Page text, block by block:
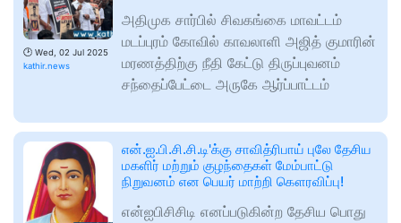
🕑 Wed, 02 Jul 2025
kathir.news
அதிமுக சார்பில் சிவகங்கை மாவட்டம்
மடப்புரம் கோவில் காவலாளி அஜித் குமாரின்
மரணத்திற்கு நீதி கேட்டு திருப்புவனம்
சந்தைப்பேட்டை அருகே ஆர்ப்பாட்டம்
என்.ஐ.பி.சி.சி.டி'க்கு சாவித்ரிபாய் புலே தேசிய
மகளிர் மற்றும் குழந்தைகள் மேம்பாட்டு
நிறுவனம் என பெயர் மாற்றி கௌரவிப்பு!
என்ஐபிசிசிடி எனப்படுகின்ற தேசிய பொது